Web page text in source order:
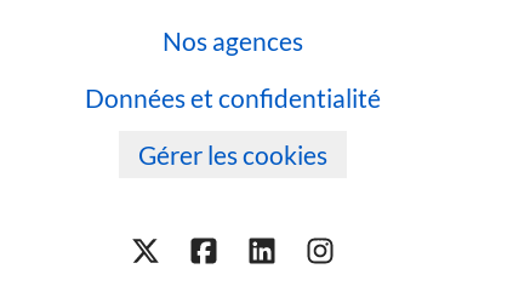
Nos agences
Données et confidentialité
Gérer les cookies